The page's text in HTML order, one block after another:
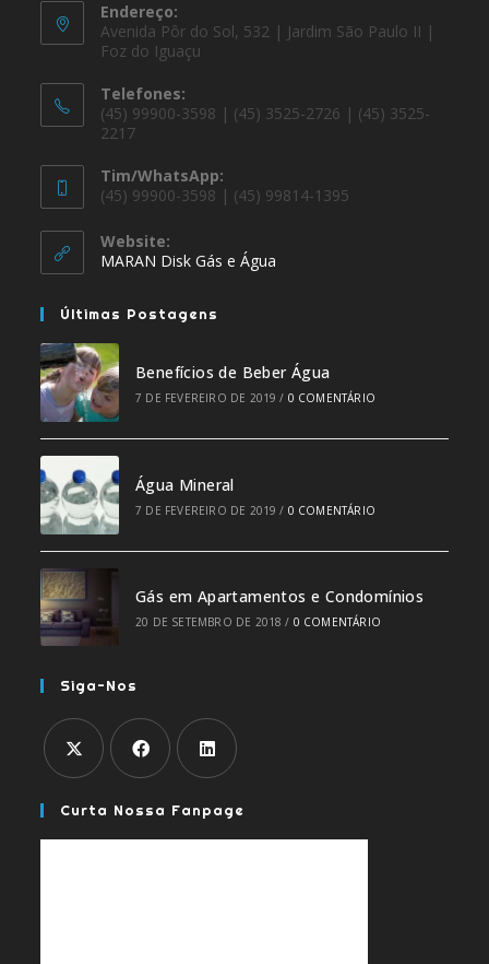
Endereço:
Avenida Pôr do Sol, 532 | Jardim São Paulo II |
Foz do Iguaçu
Telefones:
(45) 99900-3598 | (45) 3525-2726 | (45) 3525-
2217
Tim/WhatsApp:
(45) 99900-3598 | (45) 99814-1395
Website:
MARAN Disk Gás e Água
Últimas Postagens
Benefícios de Beber Água
7 DE FEVEREIRO DE 2019 / 0 COMENTÁRIO
Água Mineral
7 DE FEVEREIRO DE 2019 / 0 COMENTÁRIO
Gás em Apartamentos e Condomínios
20 DE SETEMBRO DE 2018 / 0 COMENTÁRIO
Siga-Nos
Curta Nossa Fanpage